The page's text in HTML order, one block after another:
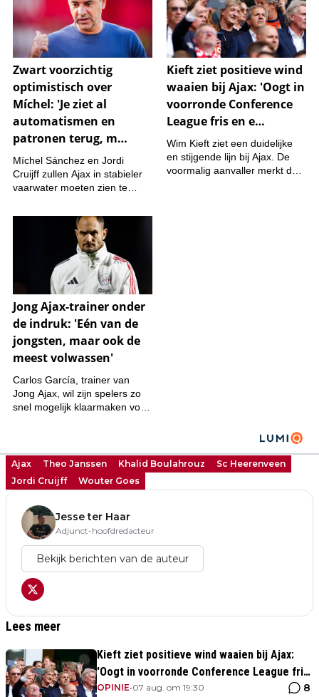
Ajax Theo Janssen Khalid Boulahrouz
Sc Heerenveen
Jordi Cruijff
Wouter Goes
Jesse ter Haar
Adjunct-hoofdredacteur
Bekijk berichten van de auteur
Lees meer
Kieft ziet positieve wind waaien bij Ajax:
'Oogt in voorronde Conference League fris
en energiek'
OPINIE•07 aug. om 19:30 8